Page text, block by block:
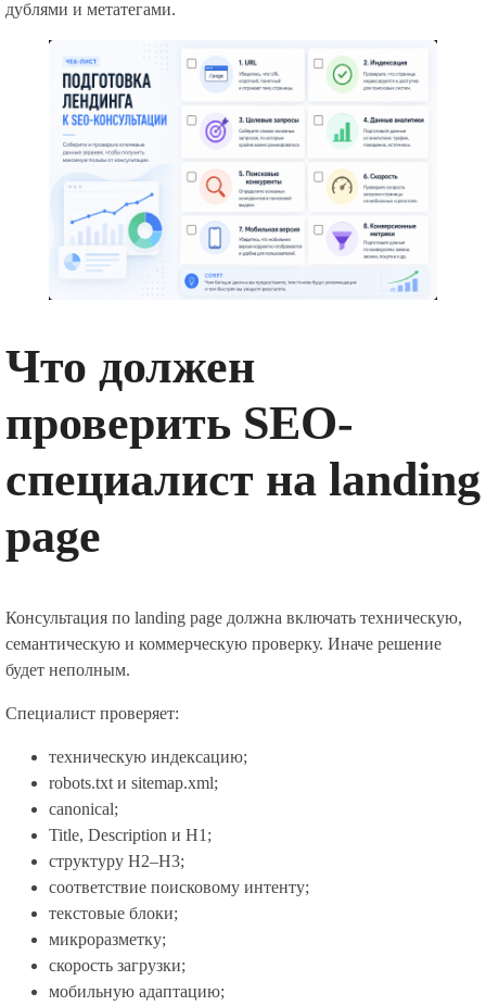
дублями и метатегами.
Что должен
проверить SEO-
специалист на landing
page
Консультация по landing page должна включать техническую,
семантическую и коммерческую проверку. Иначе решение
будет неполным.
Специалист проверяет:
техническую индексацию;
robots.txt и sitemap.xml;
canonical;
Title, Description и H1;
структуру H2–H3;
соответствие поисковому интенту;
текстовые блоки;
микроразметку;
скорость загрузки;
мобильную адаптацию;